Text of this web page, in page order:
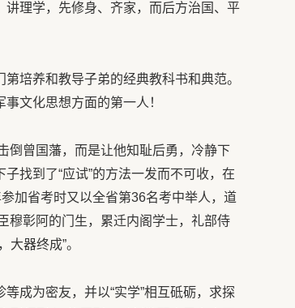
理学，先修身、齐家，而后方治国、平
培养和教导子弟的经典教科书和典范。
文化思想方面的第一人！
倒曾国藩，而是让他知耻后勇，冷静下
找到了“应试”的方法一发而不可收，在
加省考时又以全省第36名考中举人，道
穆彰阿的门生，累迁内阁学士，礼部侍
器终成”。
成为密友，并以“实学”相互砥砺，求探